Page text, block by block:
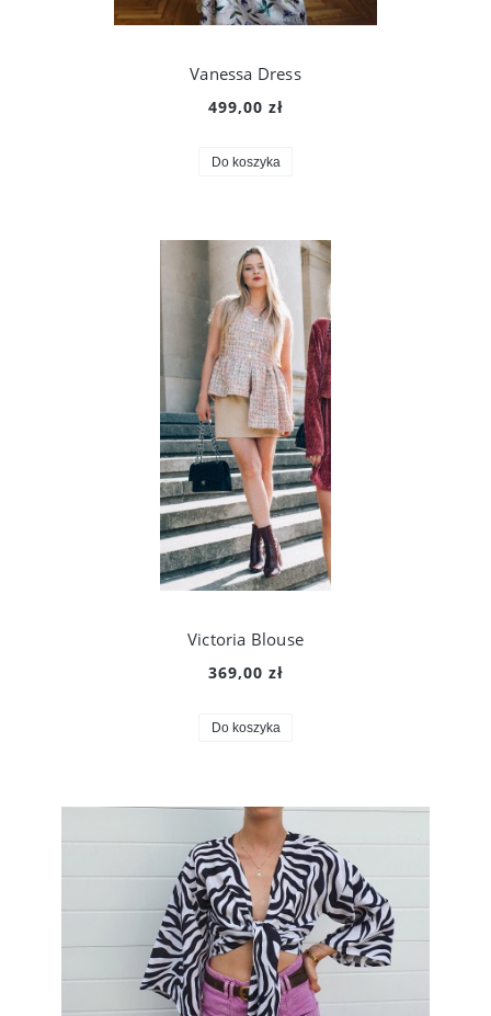
Vanessa Dress
499,00 zł
Do koszyka
Victoria Blouse
369,00 zł
Do koszyka